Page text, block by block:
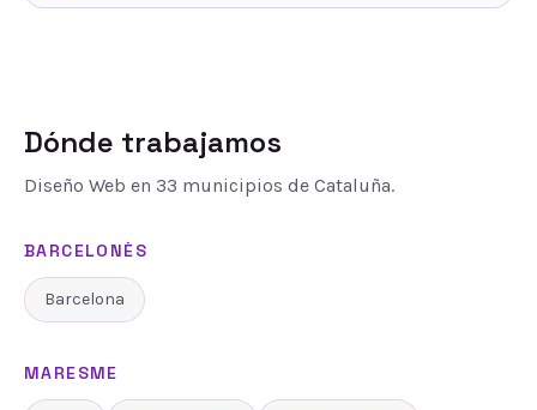
Dónde trabajamos
Diseño Web en 33 municipios de Cataluña.
BARCELONÈS
Barcelona
MARESME